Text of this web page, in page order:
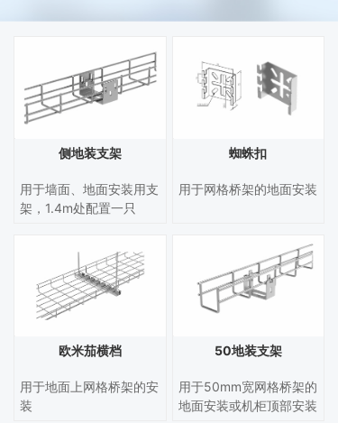
侧地装支架
用于墙面、地面安装用支
架，1.4m处配置一只
蜘蛛扣
用于网格桥架的地面安装
欧米茄横档
用于地面上网格桥架的安
装
50地装支架
用于50mm宽网格桥架的
地面安装或机柜顶部安装